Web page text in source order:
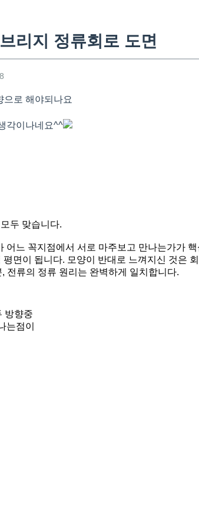
리지 정류회로 도면
으로 해야되나요
각이나네요^^
두 맞습니다.
어느 꼭지점에서 서로 마주보고 만나는가가
면이 됩니다. 모양이 반대로 느껴지신 것은
전류의 정류 원리는 완벽하게 일치합니다.
방향중
는점이